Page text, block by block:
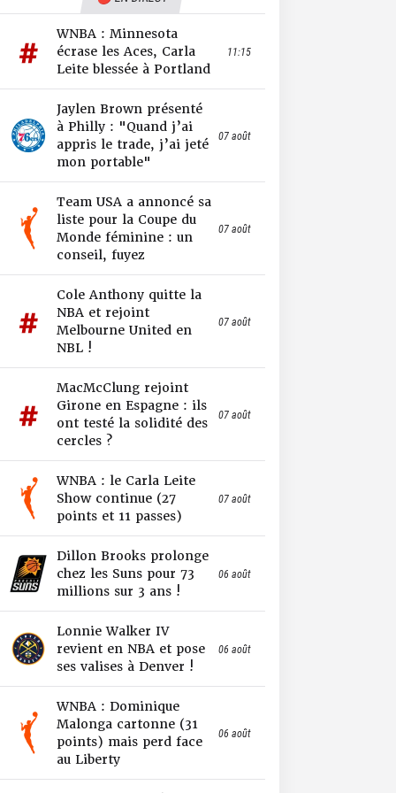
WNBA : Minnesota
écrase les Aces, Carla
Leite blessée à Portland
11:15
Jaylen Brown présenté
à Philly : "Quand j’ai
appris le trade, j’ai jeté
mon portable"
07 août
Team USA a annoncé sa
liste pour la Coupe du
Monde féminine : un
conseil, fuyez
07 août
Cole Anthony quitte la
NBA et rejoint
Melbourne United en
NBL !
07 août
MacMcClung rejoint
Girone en Espagne : ils
ont testé la solidité des
cercles ?
07 août
WNBA : le Carla Leite
Show continue (27
points et 11 passes)
07 août
Dillon Brooks prolonge
chez les Suns pour 73
millions sur 3 ans !
06 août
Lonnie Walker IV
revient en NBA et pose
ses valises à Denver !
06 août
WNBA : Dominique
Malonga cartonne (31
points) mais perd face
au Liberty
06 août